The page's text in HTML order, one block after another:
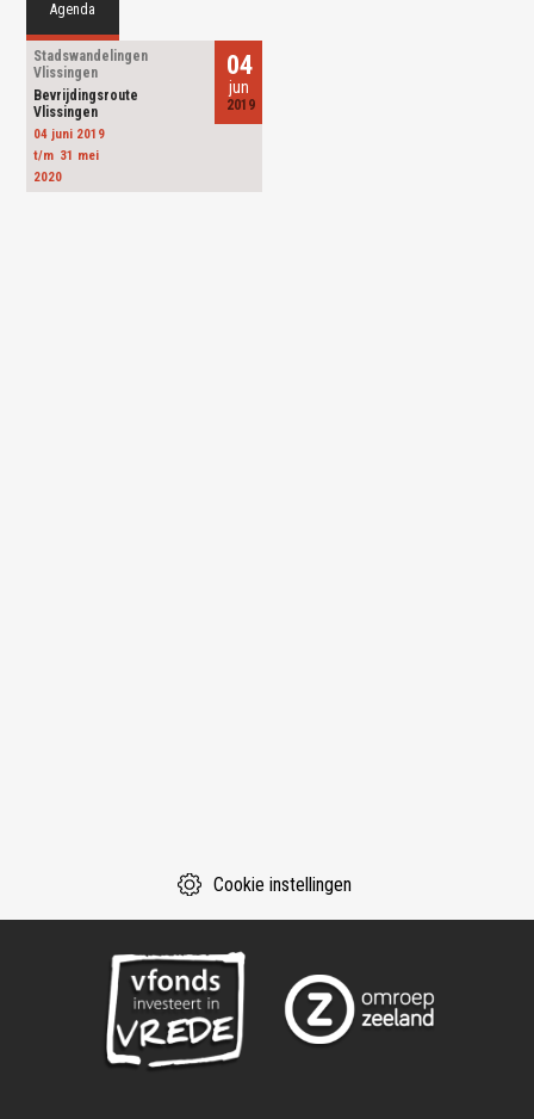
Agenda
Stadswandelingen
Vlissingen
Bevrijdingsroute
Vlissingen
04 juni 2019
31 mei
2020
04
jun
2019
Cookie instellingen